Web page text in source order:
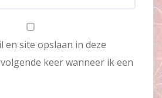
en site opslaan in deze
keer wanneer ik een